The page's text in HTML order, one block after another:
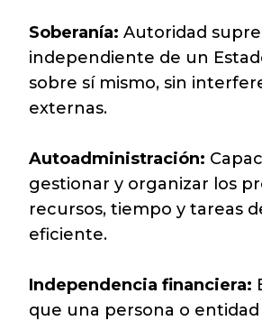
Soberanía: Autoridad
independiente de un
sobre sí mismo, sin
externas.
Autoadministración:
gestionar y organizar los
recursos, tiempo y tareas
eficiente.
Independencia financiera:
que una persona o entidad